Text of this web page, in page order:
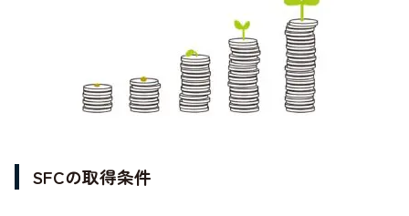
SFCの取得条件